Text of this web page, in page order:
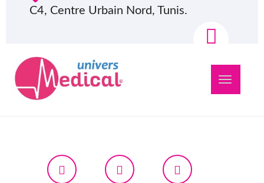
C4, Centre Urbain Nord, Tunis.
Navigation